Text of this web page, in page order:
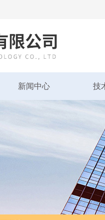
新闻中心 技